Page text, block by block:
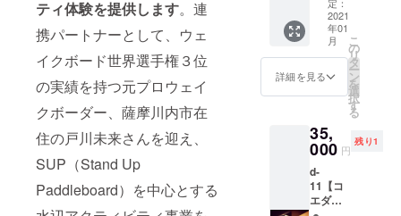
ティ体験を提供します。連
携パートナーとして、ウェ
イクボード世界選手権３位
の実績を持つ元プロウェイ
クボーダー、薩摩川内市在
住の戸川未来さんを迎え、
SUP（Stand Up
Paddleboard）を中心とする
す。変
更と
なった
場合は
いた
メール
連絡を
させて
いただ
きま
す。 *万
が一
ン後
（2021
年2月を
予定）
から6ヶ
月間を
受取期
ただき
ます。
すきに
まよう
また ご
協力
「わか
まつご
soundcl
oud.co
m/go-
atsu ※
記載の
金額は
ただき
まし
た。 一
つ一つ
丁寧に
金属を
ラー、
作者の
温もり
を感じ
ていた
だきた
鹿児島
県出水
市出
身、現
在は大
阪・阿
倍野に
さな工
房で、
メタル
ハンド
クラフ
トを制
2021
年01
月
詳細を見る
こ
の
リ
タ
ー
ン
を
選
択
す
る
35,
000 円
残り1
d-
11【コ
エダカ